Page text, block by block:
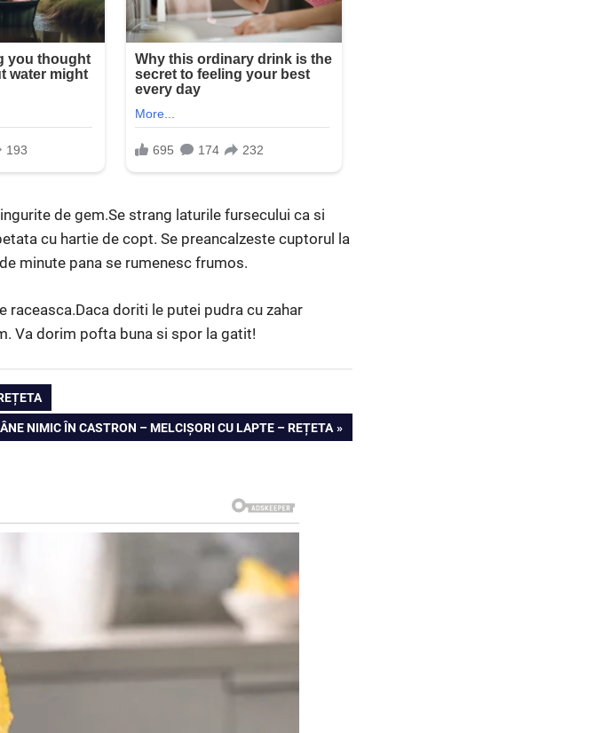
de gem.Se strang laturile fursecului ca si
cu hartie de copt. Se preancalzeste cuptorul la
minute pana se rumenesc frumos.
raceasca.Daca doriti le putei pudra cu zahar
Va dorim pofta buna si spor la gatit!
NIMIC ÎN CASTRON – MELCIȘORI CU LAPTE – REȚETA